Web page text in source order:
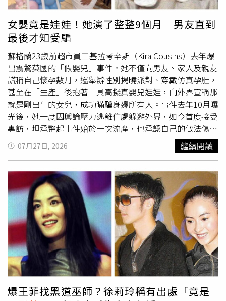
女嬰竟是娃娃！她演了整整9個月 男友直到
最後才知受騙
蘇格蘭23歲前超市員工基拉考辛斯（Kira Cousins）去年爆
出震驚英國的「假嬰兒」事件。她不僅向男友、家人及親友
謊稱自己懷孕數月，還舉辦性別揭曉派對、穿戴仿真孕肚，
甚至在「生產」後抱著一具高擬真嬰兒娃娃，向外界宣稱那
就是剛出生的女兒，成功瞞騙身邊所有人。事件去年10月曝
光後，她一度因輿論壓力逃離住處躲避外界，如今首度接受
專訪，坦承整起事件始於一次流產，也承認自己的做法傷害
了許多人，但部分說法仍引發爭議。女子利用
AI影片、假孕
肚營造懷孕假象，騙過親友數月。英國《Daily Mirror》與
《The Sun》報導，基拉表示，自己曾真的懷孕卻在孕期不
幸流產。她回憶，當時曾多次想告訴男友傑米加德納
（Jamie Gardner）真相，手機至今仍保留著傳給對方「我
們需要坐下來談談」的訊息，但每當準備開口時，又因恐懼
與悲傷而退縮。她坦言，那段時間獨自承受失去孩子的痛
苦，加上兩人感情陷入低潮，始終沒有勇氣面對現實，也讓
一個原本應該及時停止的謊言逐漸失控。她透露，傑米起初
並不希望孩子出生，後來才慢慢接受即將成為父親的事實，
甚至開始期待迎接女兒到來。正因如此，她更害怕親口說出
流產消息，擔心對方再次受到打擊，也害怕這段感情徹底結
束，最後只能繼續假裝自己仍然懷孕，希望把一切拖延下
去。為了讓身邊所有人相信自己即將生產，基拉開始打造一
07月27日, 2026 繼續閱讀
爆王菲找黑道巫師？徐莉玲稱有出處「竟是